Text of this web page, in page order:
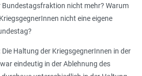
Bundestagsfraktion nicht mehr? Warum
nicht eine eigene
Die Haltung der KriegsgegnerInnen in der
eindeutig in der Ablehnung des